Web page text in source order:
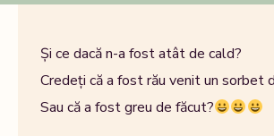
Și ce dacă n-a fost atât de cald?
Credeți că a fost rău venit un sorbet
Sau că a fost greu de făcut?